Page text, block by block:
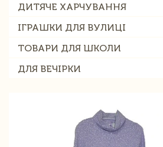
ДИТЯЧЕ ХАРЧУВАННЯ
ІГРАШКИ ДЛЯ ВУЛИЦІ
ТОВАРИ ДЛЯ ШКОЛИ
ДЛЯ ВЕЧІРКИ